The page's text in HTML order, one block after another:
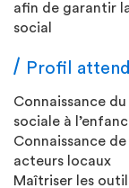
afin de garantir
social
Profil
Connaissance
sociale à
Connaissance
acteurs locaux
Maîtriser les